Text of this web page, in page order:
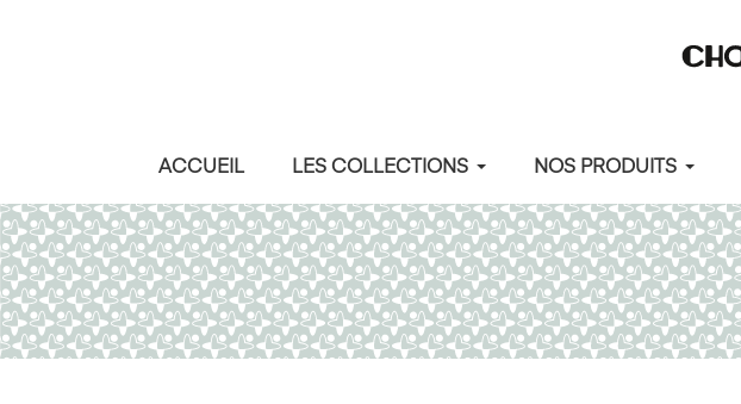
ACCUEIL LES COLLECTIONS NOS PRODUITS